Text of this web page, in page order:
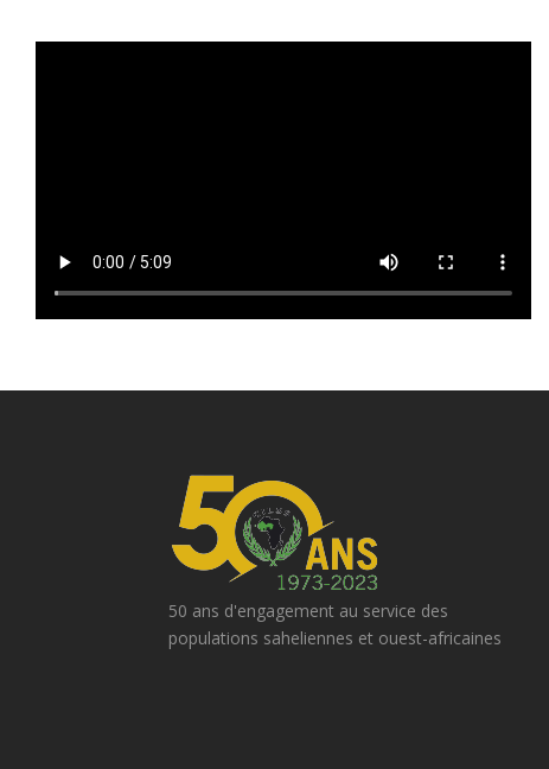
50 ans d'engagement au service des
populations saheliennes et ouest-africaines